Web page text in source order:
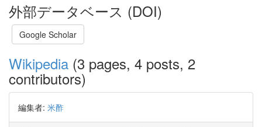
外部データベース (DOI)
Google Scholar
Wikipedia (3 pages, 4 posts, 2
contributors)
編集者: 米酢